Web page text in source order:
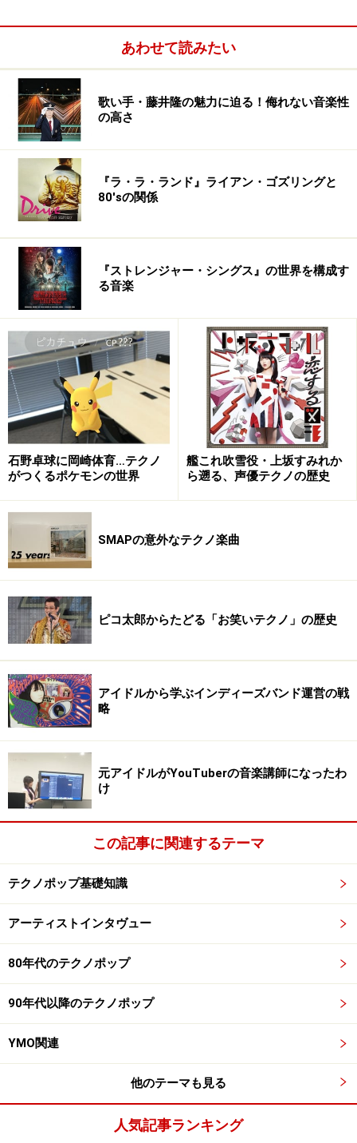
MOTOCOMPOと言えば、CITY
Dr.USUI、本当にお久しぶりです。Dr.USUIからは、僕が
まだPOP ACADEMYというテクノポップのサイトを始め
たころ、約10年前ですかね・・・メールをもらった覚え
があります。Dr.USUIがMOTOCOMPOを始めた頃です
Dr.USUI：
お久しぶりです。懐かしいですね～。
ガイド：
MOTOCOMPOって、MADNESSのCMで80年代を風靡し
たホンダCITYに収納できたバイクの名前ですよね。若か
りし頃、CITYに乗っていた時期があったんですが、流石
にMOTOCOMPOは持っていませんでした。でも、買っと
くべきだったなぁと今頃後悔しています。
Dr.USUI：
活動当初は持ってる機材もしょぼいもので、ほんと気持
ちだけでやってたんで、この名前を思いついたんです。
誰も見向きもしないようなレトロ感とかがしっくり来
て。あと、コンポとかステレオとかそう言った意味のあ
る言葉を探していたというのもありますね。偶然です
が。。。
四方さんCITY乗っていたんですか～？MOTOCOMPO
は、旧メンバーが所有してましたが、僕もMOTOCOMPO
活動開始時にCITYカブリオレに乗っていました。ライヴ
の移動も必ずこれでやってたんですが、だんだん機材増
えてきてトラ ンクには入りきらなくなっちゃたりして、
移動、、、なんてことを2～3年くらいやってましたね。
懐かしいなぁ。
ガイド：
Dr.USUIのDr.とはどのあたりから来るんでしょうか？
あわせて読みたい
歌い手・藤井隆の魅力に迫る！侮れない音楽性
の高さ
『ラ・ラ・ランド』ライアン・ゴズリングと
80'sの関係
『ストレンジャー・シングス』の世界を構成す
る音楽
石野卓球に岡崎体育…テクノ
がつくるポケモンの世界
艦これ吹雪役・上坂すみれか
ら遡る、声優テクノの歴史
SMAPの意外なテクノ楽曲
ピコ太郎からたどる「お笑いテクノ」の歴史
アイドルから学ぶインディーズバンド運営の戦
略
元アイドルがYouTuberの音楽講師になったわ
け
この記事に関連するテーマ
テクノポップ基礎知識
アーティストインタヴュー
80年代のテクノポップ
90年代以降のテクノポップ
YMO関連
他のテーマも見る
人気記事ランキング